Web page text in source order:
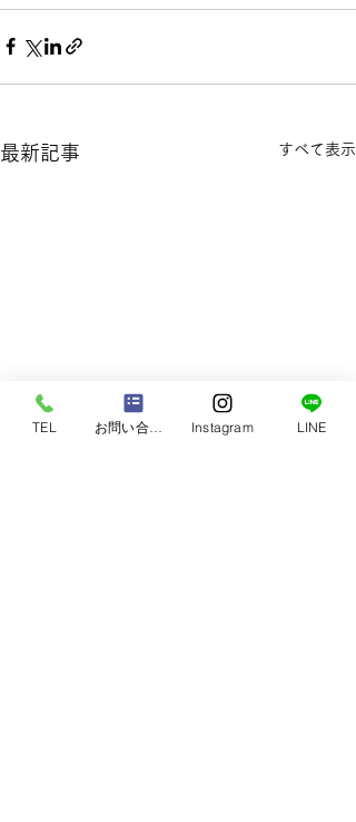
最新記事 すべて表示
TEL お問い合わせ Instagram LINE